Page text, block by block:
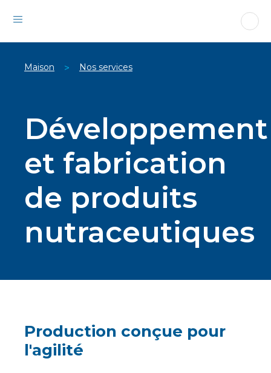
Maison > Nos services
Développement
et fabrication
de produits
nutraceutiques
Production conçue pour
l'agilité